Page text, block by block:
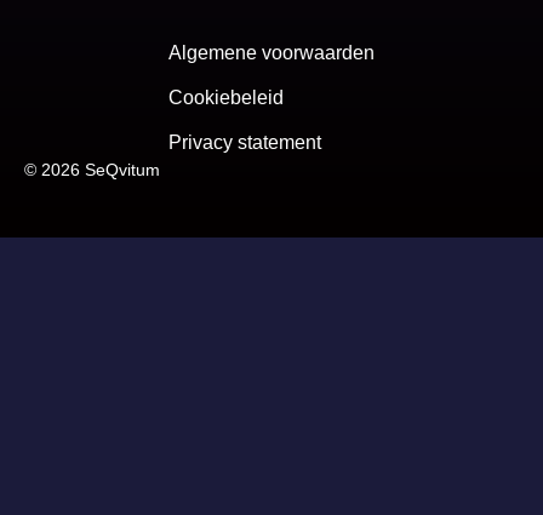
© 2026 SeQvitum
Algemene voorwaarden
Cookiebeleid
Privacy statement